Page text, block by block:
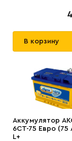
В корзину
Аккумулятор
6CT-75 Евро
L+